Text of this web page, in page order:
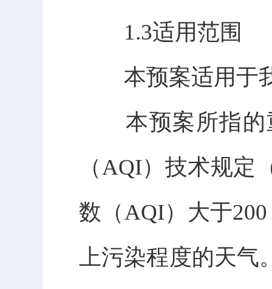
1.3适用范围
本预案适用于我
本预案所指的
（AQI）技术规定
数（AQI）大于
上污染程度的天